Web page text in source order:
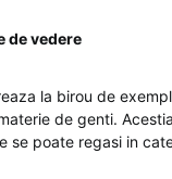
de vedere
la birou de
de genti.
se poate regasi in